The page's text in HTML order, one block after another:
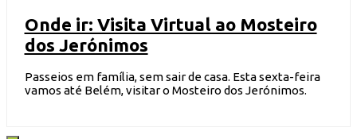
Onde ir: Visita Virtual ao Mosteiro
dos Jerónimos
Passeios em família, sem sair de casa. Esta sexta-feira
vamos até Belém, visitar o Mosteiro dos Jerónimos.